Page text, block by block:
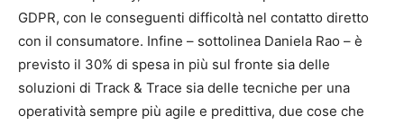
GDPR, con le conseguenti difficoltà nel contatto diretto
con il consumatore. Infine – sottolinea Daniela Rao – è
previsto il 30% di spesa in più sul fronte sia delle
soluzioni di Track & Trace sia delle tecniche per una
operatività sempre più agile e predittiva, due cose che